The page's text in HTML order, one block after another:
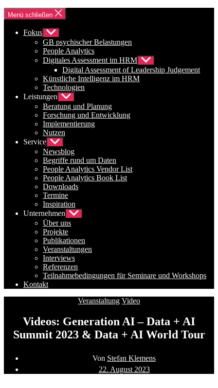
Menü schließen
Fokus Untermenü
anzeigen
GB psychischer Belastungen
People Analytics
Digitales Assessment im HRM Untermenü
anzeigen
Digital Assessment of Leadership Judgement
Künstliche Intelligenz im HRM
Technologien
Leistungen Untermenü
anzeigen
Beratung und Planung
Forschung und Entwicklung
Implementierung
Nutzen
Service Untermenü
anzeigen
Newsblog
Begriffe rund um Daten
People Analytics Vendor List
People Analytics Book List
Downloads
Termine
Inspiration
Unternehmen Untermenü
anzeigen
Über uns
Projekte
Publikationen
Veranstaltungen
Interviews
Referenzen
Teilnahmebedingungen für Seminare und Workshops
Kontakt
Kategorien
Veranstaltung Video
Videos: Generation AI – Data + AI
Summit 2023 & Data + AI World Tour
Beitragsautor
Von Stefan Klemens
Beitragsdatum
22. August 2023